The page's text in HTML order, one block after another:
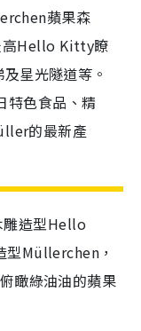
蘋果森
高Hello Kitty瞭
星光隧道等。
特色食品、精
的最新產
雕造型Hello
Müllerchen，
瞰綠油油的蘋果